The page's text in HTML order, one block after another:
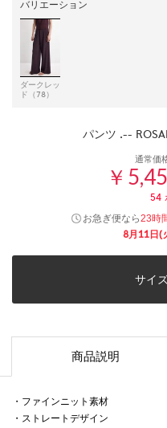
バリエーション
ダークレッ
ド（78）
パンツ .--
通常価
￥
54
お急ぎ便なら23時
8月11日(
サイ
商品説明
・ファインニット素材
・ストレートデザイン